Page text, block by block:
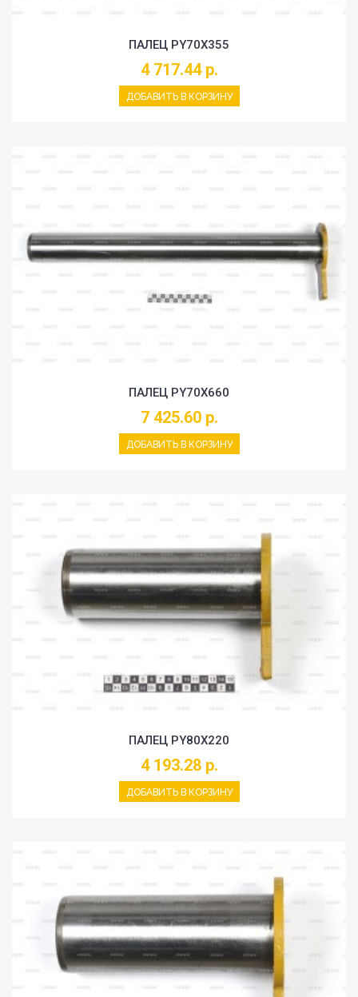
ПАЛЕЦ PY70X355
4 717.44 р.
ДОБАВИТЬ В КОРЗИНУ
ПАЛЕЦ PY70X660
7 425.60 р.
ДОБАВИТЬ В КОРЗИНУ
ПАЛЕЦ PY80X220
4 193.28 р.
ДОБАВИТЬ В КОРЗИНУ